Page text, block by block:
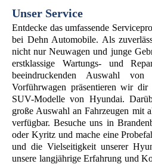
Unser Service
Entdecke das umfassende
bei Dehn Automobile. Als
nicht nur Neuwagen und junge
erstklassige Wartungs- und
beeindruckenden Auswahl
Vorführwagen präsentieren wir dir
SUV-Modelle von Hyundai.
große Auswahl an Fahrzeugen mit
verfügbar. Besuche uns in
oder Kyritz und mache eine
und die Vielseitigkeit unserer
unsere langjährige Erfahrung und